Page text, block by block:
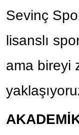
Sevinç
lisanslı
ama bireyi